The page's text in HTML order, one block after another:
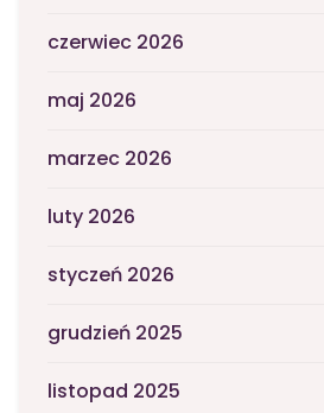
czerwiec 2026
maj 2026
marzec 2026
luty 2026
styczeń 2026
grudzień 2025
listopad 2025